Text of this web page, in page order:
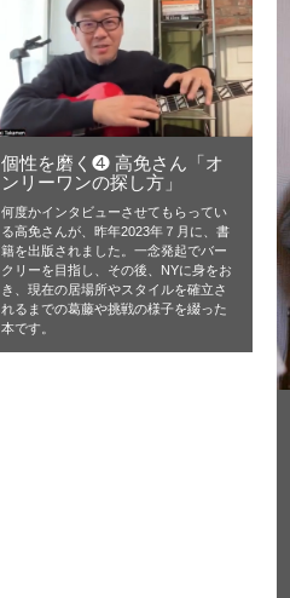
個性を磨く❹ 高免さん「オ
ンリーワンの探し方」
何度かインタビューさせてもらってい
る高免さんが、昨年2023年７月に、書
籍を出版されました。一念発起でバー
クリーを目指し、その後、NYに身をお
き、現在の居場所やスタイルを確立さ
れるまでの葛藤や挑戦の様子を綴った
本です。